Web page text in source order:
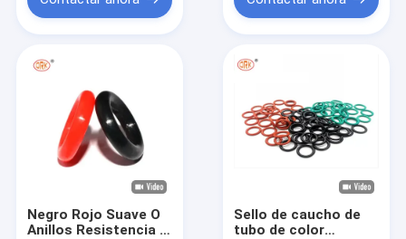
Negro Rojo Suave O
Anillos Resistencia a
Sello de caucho de
tubo de color